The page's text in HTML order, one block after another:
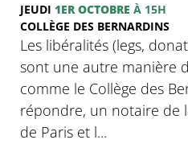
JEUDI 1ER OCTOBRE À 15H
COLLÈGE DES BERNARDINS
Les libéralités (legs,
sont une autre manière
comme le Collège des
répondre, un notaire de
de Paris et l...